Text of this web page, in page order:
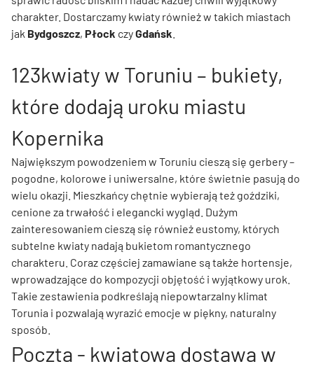
charakter. Dostarczamy kwiaty również w takich miastach
jak Bydgoszcz, Płock czyGdańsk
123kwiaty w Toruniu – bukiety,
które dodają uroku miastu
Kopernika
Największym powodzeniem w Toruniu cieszą się gerbery –
pogodne, kolorowe i uniwersalne, które świetnie pasują do
wielu okazji. Mieszkańcy chętnie wybierają też goździki,
cenione za trwałość i elegancki wygląd. Dużym
zainteresowaniem cieszą się również eustomy, których
subtelne kwiaty nadają bukietom romantycznego
charakteru. Coraz częściej zamawiane są także hortensje,
wprowadzające do kompozycji objętość i wyjątkowy urok.
Takie zestawienia podkreślają niepowtarzalny klimat
Torunia i pozwalają wyrazić emocje w piękny, naturalny
sposób.
Poczta - kwiatowa dostawa w